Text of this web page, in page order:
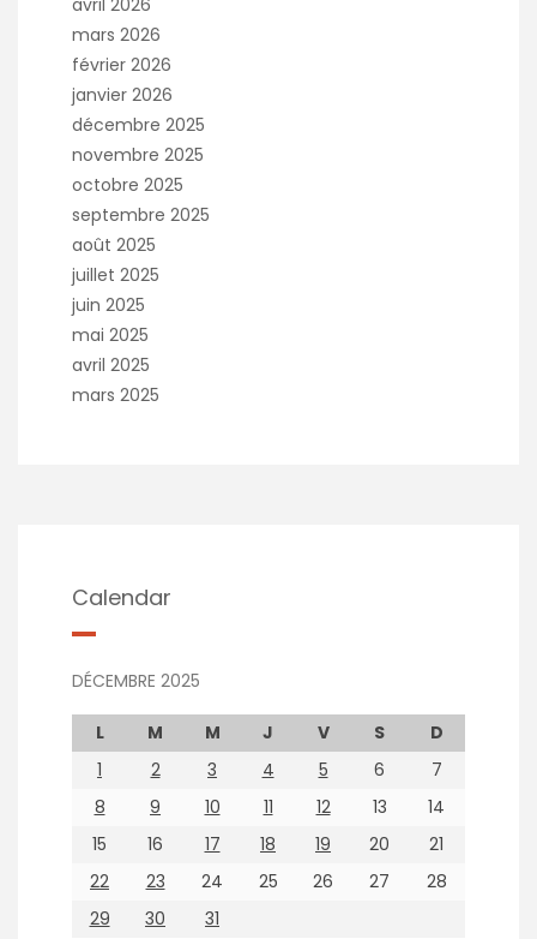
avril 2026
mars 2026
février 2026
janvier 2026
décembre 2025
novembre 2025
octobre 2025
septembre 2025
août 2025
juillet 2025
juin 2025
mai 2025
avril 2025
mars 2025
Calendar
DÉCEMBRE 2025
L M M J V S
D
1
2 3 4 5 6
7
8
9 10 11 12 13
14
15
16 17 18 19 20
21
22
23 24 25 26 27
28
29
30
31